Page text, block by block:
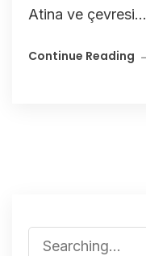
Atina ve çevresi...
Continue Reading